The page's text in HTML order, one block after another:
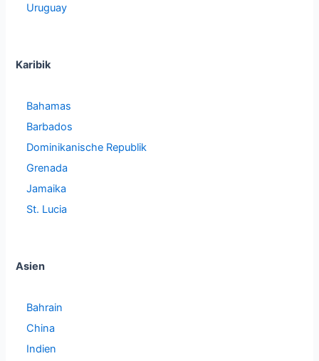
Uruguay
Karibik
Bahamas
Barbados
Dominikanische Republik
Grenada
Jamaika
St. Lucia
Asien
Bahrain
China
Indien